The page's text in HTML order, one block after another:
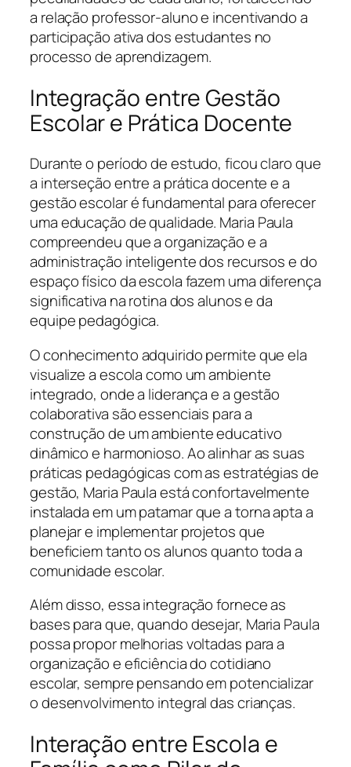
a relação professor-aluno e incentivando a
participação ativa dos estudantes no
processo de aprendizagem.
Integração entre Gestão
Escolar e Prática Docente
Durante o período de estudo, ficou claro que
a interseção entre a prática docente e a
gestão escolar é fundamental para oferecer
uma educação de qualidade. Maria Paula
compreendeu que a organização e a
administração inteligente dos recursos e do
espaço físico da escola fazem uma diferença
significativa na rotina dos alunos e da
equipe pedagógica.
O conhecimento adquirido permite que ela
visualize a escola como um ambiente
integrado, onde a liderança e a gestão
colaborativa são essenciais para a
construção de um ambiente educativo
dinâmico e harmonioso. Ao alinhar as suas
práticas pedagógicas com as estratégias de
gestão, Maria Paula está confortavelmente
instalada em um patamar que a torna apta a
planejar e implementar projetos que
beneficiem tanto os alunos quanto toda a
comunidade escolar.
Além disso, essa integração fornece as
bases para que, quando desejar, Maria Paula
possa propor melhorias voltadas para a
organização e eficiência do cotidiano
escolar, sempre pensando em potencializar
o desenvolvimento integral das crianças.
Interação entre Escola e